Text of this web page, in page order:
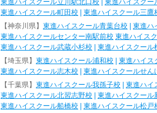
東進ハイスクール立川駅北口校
東進ハイスクー
東進ハイスクール町田校
東進ハイスクール三鷹
【神奈川県】 東進ハイスクール青葉台校
東進ハ
東進ハイスクールセンター南駅前校 東進ハイス
東進ハイスクール武蔵小杉校
東進ハイスクール
【埼玉県】 東進ハイスクール浦和校
東進ハイス
東進ハイスクール志木校
東進ハイスクールせん
【千葉県】 東進ハイスクール我孫子校
東進ハイ
東進ハイスクール北習志野校
東進ハイスクール
東進ハイスクール船橋校
東進ハイスクール松戸